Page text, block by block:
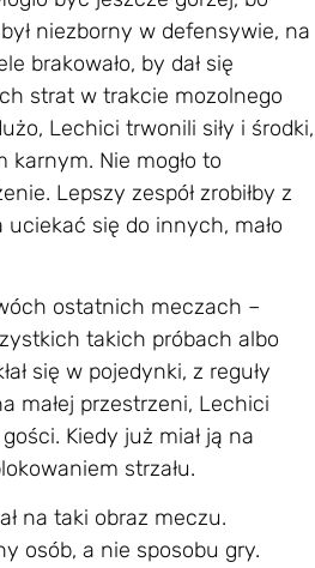
niezborny w defensywie, na
brakowało, by dał się
strat w trakcie mozolnego
Lechici trwonili siły i środki,
karnym. Nie mogło to
Lepszy zespół zrobiłby z
się do innych, mało
ostatnich meczach –
takich próbach albo
się w pojedynki, z reguły
małej przestrzeni, Lechici
Kiedy już miał ją na
strzału.
na taki obraz meczu.
osób, a nie sposobu gry.